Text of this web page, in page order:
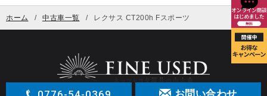
ホーム 中古車一覧 レクサス CT200h Fスポーツ